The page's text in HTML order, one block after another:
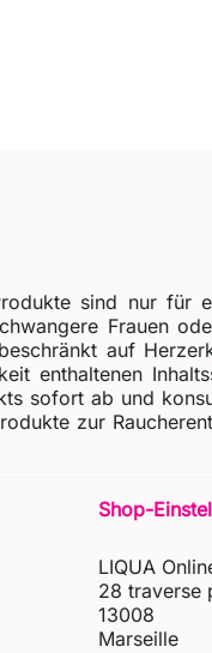
sind nur für
Frauen
auf
enthaltenen
sofort ab und
zur
Shop-
LIQUA
28 traverse
13008
Marseille